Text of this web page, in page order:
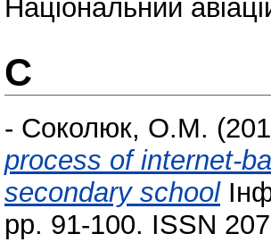
Національний
С
- Соколюк, О.М.
process of internet-
secondary school
pp. 91-100. ISSN